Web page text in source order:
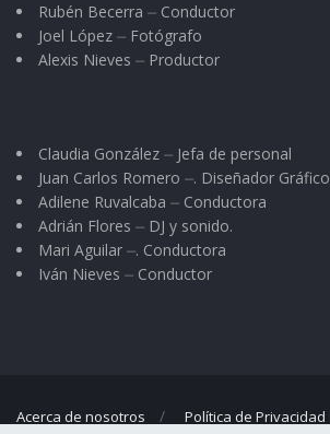
Rubén Becerra ⏤ Conductor
Joel López ⏤ Fotógrafo
Alexis Nieves ⏤ Productor
Claudia González ⏤ Jefa de personal
Juan Carlos Romero ⏤. Diseñador Gráfico
Adilene Ruvalcaba ⏤ Conductora
Adrián Flores ⏤ DJ y sonido.
Mari Aguilar ⏤. Conductora
Iván Nieves ⏤ Conductor
Acerca de nosotros Política de Privacidad